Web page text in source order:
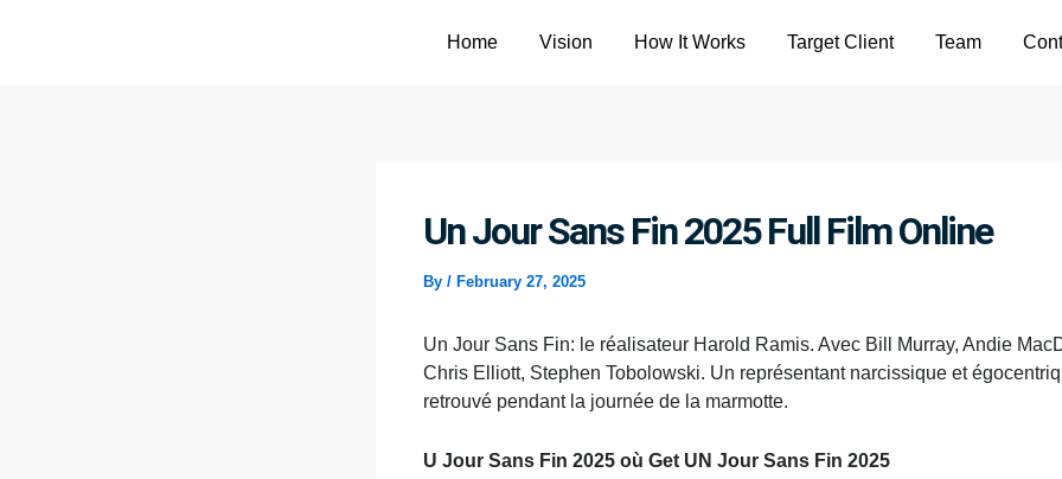
Home Vision How It Works Target Client Team
Un Jour Sans Fin 2025 Full Film Online
By / February 27, 2025
Un Jour Sans Fin: le réalisateur Harold Ramis. Avec Bill Murray, Andie
Chris Elliott, Stephen Tobolowski. Un représentant narcissique et
retrouvé pendant la journée de la marmotte.
U Jour Sans Fin 2025 où Get UN Jour Sans Fin 2025